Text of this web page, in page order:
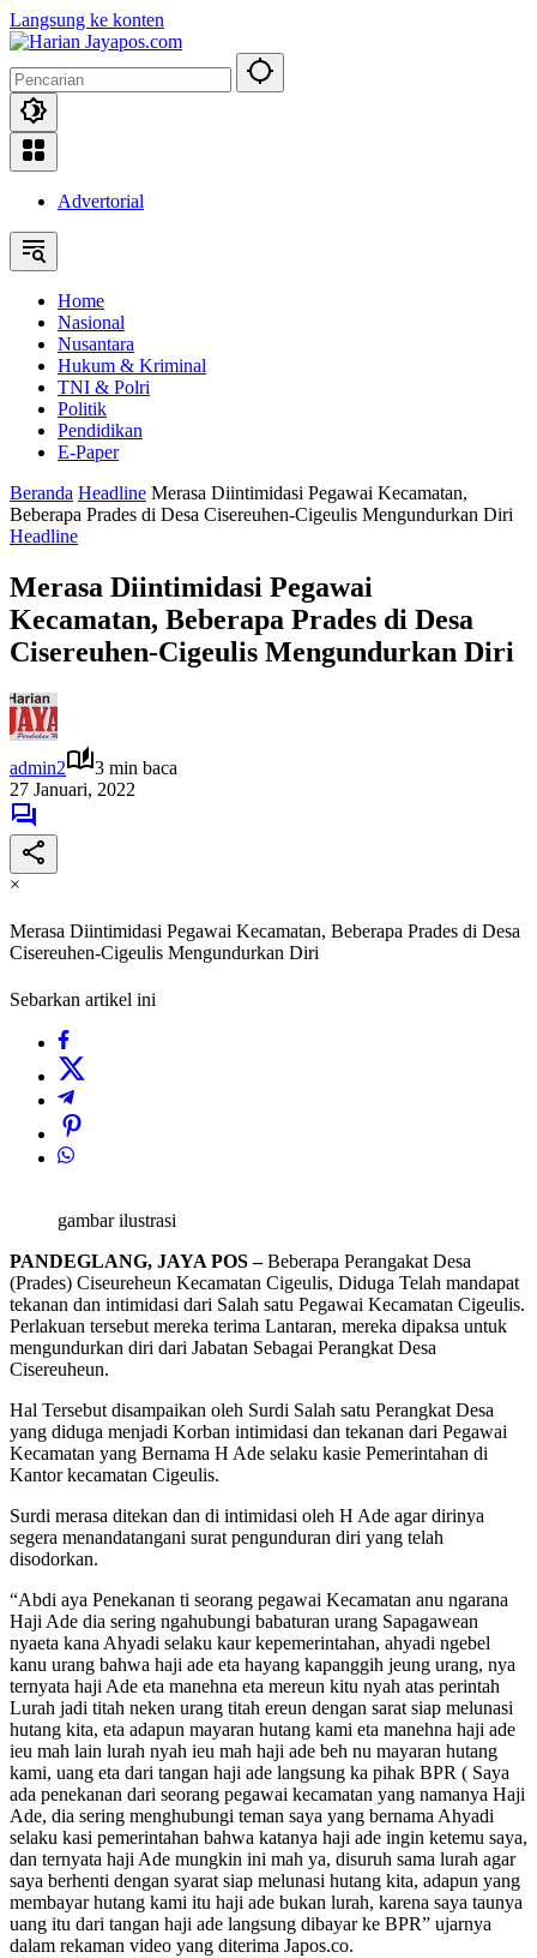
Langsung ke konten
Advertorial
Home
Nasional
Nusantara
Hukum & Kriminal
TNI & Polri
Politik
Pendidikan
E-Paper
Beranda Headline Merasa Diintimidasi Pegawai Kecamatan,
Beberapa Prades di Desa Cisereuhen-Cigeulis Mengundurkan Diri
Headline
Merasa Diintimidasi Pegawai
Kecamatan, Beberapa Prades di Desa
Cisereuhen-Cigeulis Mengundurkan Diri
admin2
3 min baca
27 Januari, 2022
×
Merasa Diintimidasi Pegawai Kecamatan, Beberapa Prades di Desa
Cisereuhen-Cigeulis Mengundurkan Diri
Sebarkan artikel ini
gambar ilustrasi
PANDEGLANG, JAYA POS –Beberapa Perangakat Desa
(Prades) Ciseureheun Kecamatan Cigeulis, Diduga Telah mandapat
tekanan dan intimidasi dari Salah satu Pegawai Kecamatan Cigeulis.
Perlakuan tersebut mereka terima Lantaran, mereka dipaksa untuk
mengundurkan diri dari Jabatan Sebagai Perangkat Desa
Cisereuheun.
Hal Tersebut disampaikan oleh Surdi Salah satu Perangkat Desa
yang diduga menjadi Korban intimidasi dan tekanan dari Pegawai
Kecamatan yang Bernama H Ade selaku kasie Pemerintahan di
Kantor kecamatan Cigeulis.
Surdi merasa ditekan dan di intimidasi oleh H Ade agar dirinya
segera menandatangani surat pengunduran diri yang telah
disodorkan.
“Abdi aya Penekanan ti seorang pegawai Kecamatan anu ngarana
Haji Ade dia sering ngahubungi babaturan urang Sapagawean
nyaeta kana Ahyadi selaku kaur kepemerintahan, ahyadi ngebel
kanu urang bahwa haji ade eta hayang kapanggih jeung urang, nya
ternyata haji Ade eta manehna eta mereun kitu nyah atas perintah
Lurah jadi titah neken urang titah ereun dengan sarat siap melunasi
hutang kita, eta adapun mayaran hutang kami eta manehna haji ade
ieu mah lain lurah nyah ieu mah haji ade beh nu mayaran hutang
kami, uang eta dari tangan haji ade langsung ka pihak BPR ( Saya
ada penekanan dari seorang pegawai kecamatan yang namanya Haji
Ade, dia sering menghubungi teman saya yang bernama Ahyadi
selaku kasi pemerintahan bahwa katanya haji ade ingin ketemu saya,
dan ternyata haji Ade mungkin ini mah ya, disuruh sama lurah agar
saya berhenti dengan syarat siap melunasi hutang kita, adapun yang
membayar hutang kami itu haji ade bukan lurah, karena saya taunya
uang itu dari tangan haji ade langsung dibayar ke BPR” ujarnya
dalam rekaman video yang diterima Japos.co.